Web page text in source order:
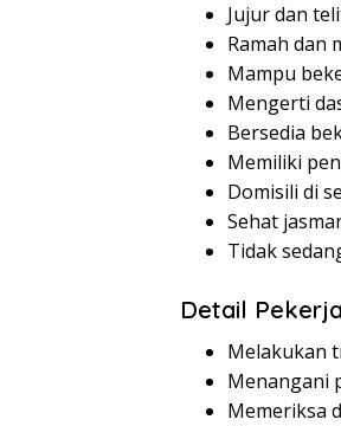
Jujur dan
Ramah dan
Mampu
Mengerti
Bersedia
Memiliki
Domisili di
Sehat
Tidak
Detail
Melakukan
Menangani
Memeriksa